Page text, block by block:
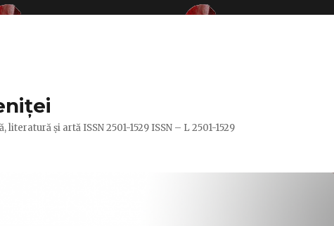
și artă ISSN 2501-1529 ISSN – L 2501-1529